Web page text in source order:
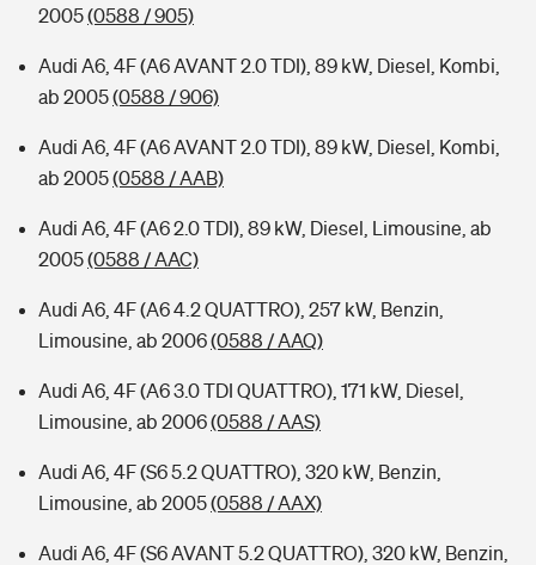
2005(0588 / 905)
Audi A6, 4F (A6 AVANT 2.0 TDI), 89 kW, Diesel, Kombi,
ab 2005(0588 / 906)
Audi A6, 4F (A6 AVANT 2.0 TDI), 89 kW, Diesel, Kombi,
ab 2005(0588 / AAB)
Audi A6, 4F (A6 2.0 TDI), 89 kW, Diesel, Limousine, ab
2005(0588 / AAC)
Audi A6, 4F (A6 4.2 QUATTRO), 257 kW, Benzin,
Limousine, ab 2006(0588 / AAQ)
Audi A6, 4F (A6 3.0 TDI QUATTRO), 171 kW, Diesel,
Limousine, ab 2006(0588 / AAS)
Audi A6, 4F (S6 5.2 QUATTRO), 320 kW, Benzin,
Limousine, ab 2005(0588 / AAX)
Audi A6, 4F (S6 AVANT 5.2 QUATTRO), 320 kW, Benzin,